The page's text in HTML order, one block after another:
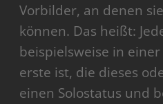
Vorbilder, an denen
können. Das heißt:
beispielsweise in
erste ist, die dieses
einen Solostatus und